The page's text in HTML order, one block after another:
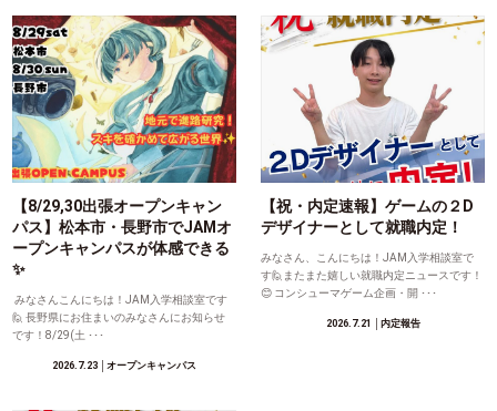
【8/29,30出張オープンキャン
パス】松本市・長野市でJAMオ
ープンキャンパスが体感できる
✨
みなさんこんにちは！JAM入学相談室です
🙋 長野県にお住まいのみなさんにお知らせ
です！8/29(土 ･･･
2026.7.23 │オープンキャンパス
【祝・内定速報】ゲームの２D
デザイナーとして就職内定！
みなさん、こんにちは！JAM入学相談室で
す🙋またまた嬉しい就職内定ニュースです！
😊 コンシューマゲーム企画・開 ･･･
2026.7.21 │内定報告